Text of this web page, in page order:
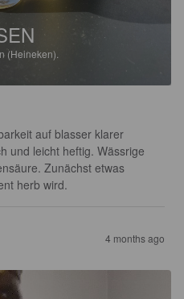
(Heineken).
auf blasser klarer
und leicht heftig. Wässrige
Zunächst etwas
herb wird.
4 months ago